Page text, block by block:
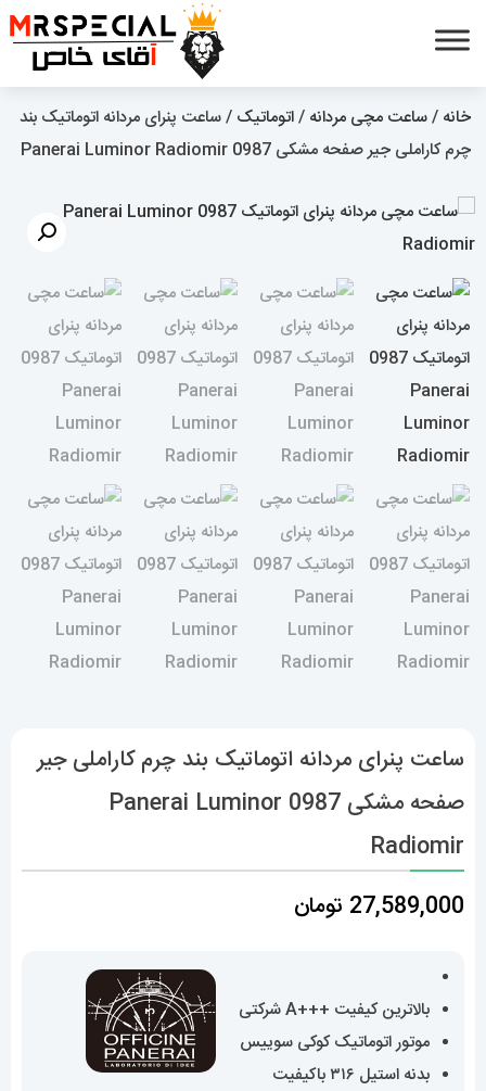
خانه /ساعت مچی مردانه /اتوماتیک / ساعت پنرای مردانه اتوماتیک بند
چرم کاراملی جیر صفحه مشکی 0987 Panerai Luminor Radiomir
ساعت پنرای مردانه اتوماتیک بند چرم کاراملی جیر
صفحه مشکی 0987 Panerai Luminor
Radiomir
27,589,000 تومان
بالاترین کیفیت +++A شرکتی
موتور اتوماتیک کوکی سوییس
بدنه استیل ۳۱۶ باکیفیت